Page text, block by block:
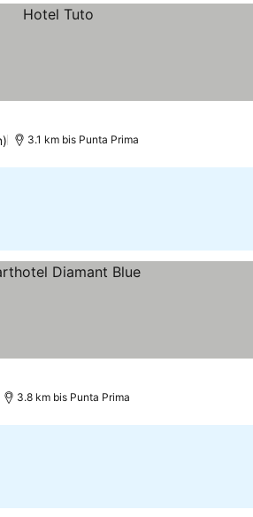
3.1 km bis Punta Prima
3.8 km bis Punta Prima